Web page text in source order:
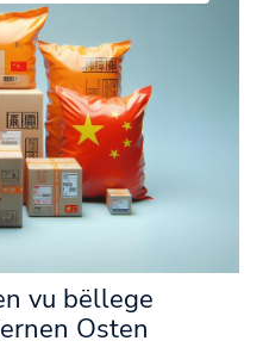
vu bëllege
Osten